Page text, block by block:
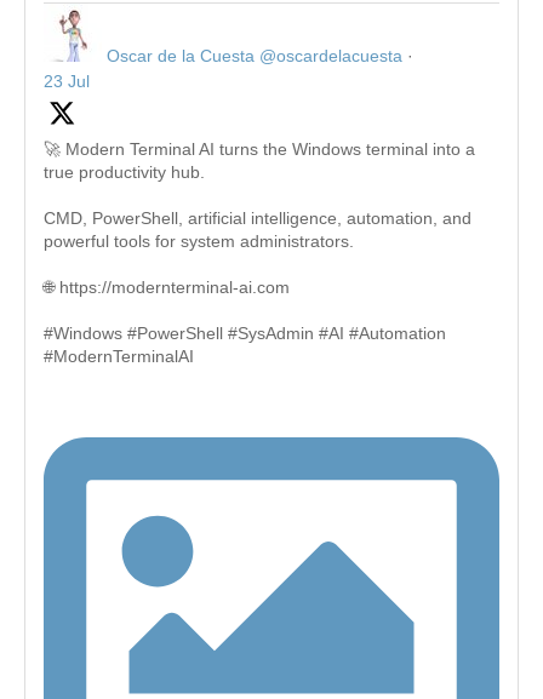
Oscar de la Cuesta @oscardelacuesta ·
23 Jul
🚀 Modern Terminal AI turns the Windows terminal into a
true productivity hub.
CMD, PowerShell, artificial intelligence, automation, and
powerful tools for system administrators.
🌐 https://modernterminal-ai.com
#Windows #PowerShell #SysAdmin #AI #Automation
#ModernTerminalAI